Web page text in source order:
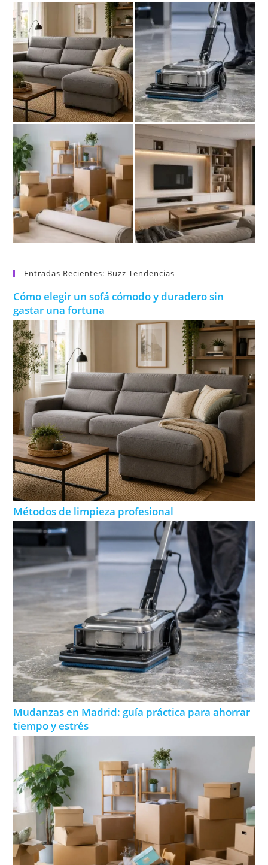
Entradas Recientes: Buzz Tendencias
Cómo elegir un sofá cómodo y duradero sin
gastar una fortuna
Métodos de limpieza profesional
Mudanzas en Madrid: guía práctica para ahorrar
tiempo y estrés